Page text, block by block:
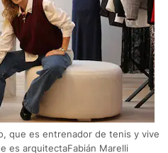
que es entrenador de tenis y vive
es arquitectaFabián Marelli